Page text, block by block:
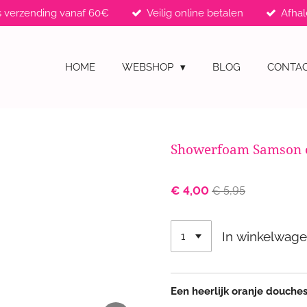
verzending vanaf 60€ Veilig online betalen
HOME WEBSHOP BLOG
Showerfoam Samson
€ 4,00 € 5,95
In
Een heerlijk oranje